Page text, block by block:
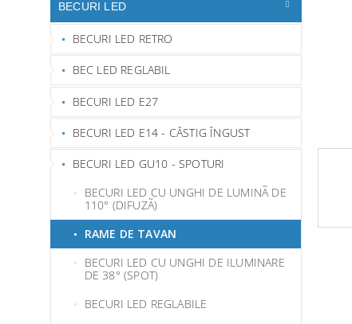
BECURI LED
BECURI LED RETRO
BEC LED REGLABIL
BECURI LED E27
BECURI LED E14 - CÂSTIG ÎNGUST
BECURI LED GU10 - SPOTURI
BECURI LED CU UNGHI DE LUMINÃ DE
110° (DIFUZÃ)
RAME DE TAVAN
BECURI LED CU UNGHI DE ILUMINARE
DE 38° (SPOT)
BECURI LED REGLABILE